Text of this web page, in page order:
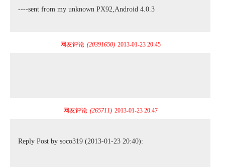
----sent from my unknown PX92,Android 4.0.3
网友评论 (20391650) 2013-01-23 20:45
网友评论 (265711) 2013-01-23 20:47
Reply Post by soco319 (2013-01-23 20:40):